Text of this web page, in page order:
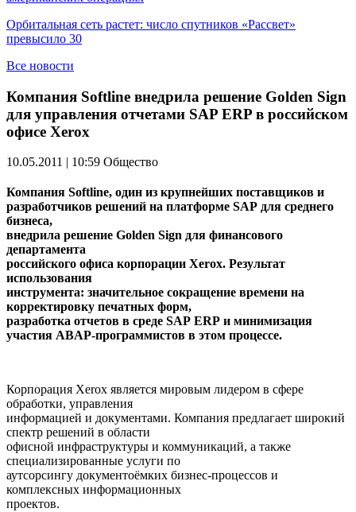
Орбитальная сеть растет: число спутников «Рассвет»
превысило 30
Все новости
Компания Softline внедрила решение Golden Sign
для управления отчетами SAP ERP в российском
офисе Xerox
10.05.2011 | 10:59 Общество
Компания Softline, один из крупнейших поставщиков и
разработчиков решений на платформе SAP для среднего
бизнеса,
внедрила решение Golden Sign для финансового
департамента
российского офиса корпорации Xerox. Результат
использования
инструмента: значительное сокращение времени на
корректировку печатных форм,
разработка отчетов в среде SAP ERP и минимизация
участия ABAP-программистов в этом процессе.
Корпорация Xerox является мировым лидером в сфере
обработки, управления
информацией и документами. Компания предлагает широкий
спектр решений в области
офисной инфраструктуры и коммуникаций, а также
специализированные услуги по
аутсорсингу документоёмких бизнес-процессов и
комплексных информационных
проектов.